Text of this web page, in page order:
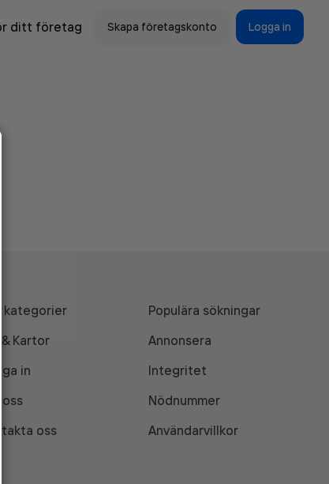
ditt företag Skapa företagskonto Logga in
kategorier
Populära sökningar
& Kartor
Annonsera
in
Integritet
oss
Nödnummer
oss
Användarvillkor